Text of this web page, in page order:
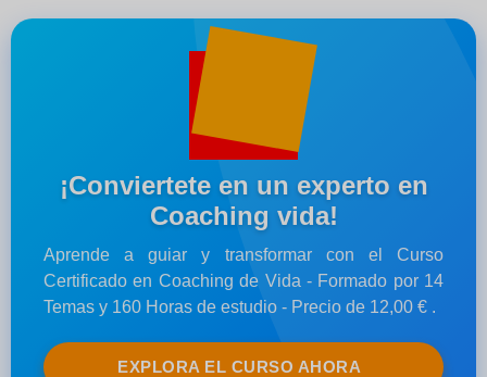
¡Conviertete en un experto en
Coaching vida!
Aprende a guiar y transformar con el Curso
Certificado en Coaching de Vida - Formado por 14
Temas y 160 Horas de estudio - Precio de 12,00 € .
EXPLORA EL CURSO AHORA